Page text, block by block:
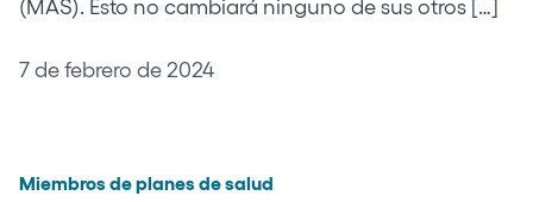
(MAS). Esto no cambiará ninguno de sus otros […]
7 de febrero de 2024
Miembros de planes de salud